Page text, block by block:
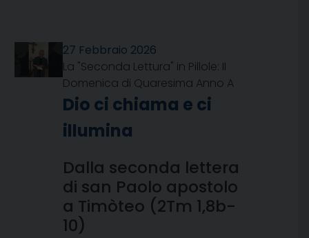
27 Febbraio 2026
La "Seconda Lettura" in Pillole: II
Domenica di Quaresima Anno A
Dio ci chiama e ci
illumina
Dalla seconda lettera
di san Paolo apostolo
a Timòteo (2Tm 1,8b-
10)